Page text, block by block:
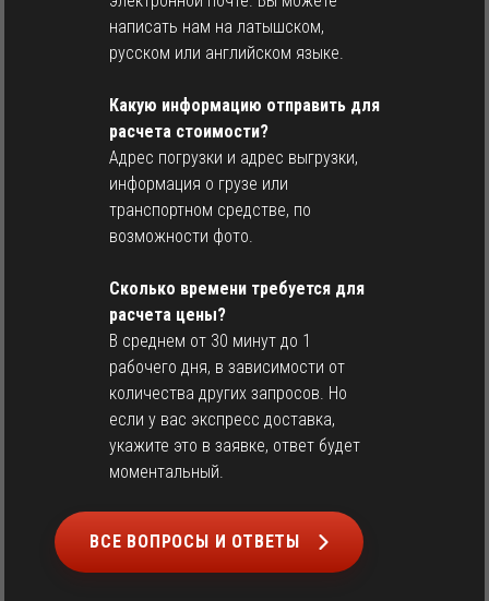
написать нам на латышском,
русском или английском языке.
Какую информацию отправить для
расчета стоимости?
Адрес погрузки и адрес выгрузки,
информация о грузе или
транспортном средстве, по
возможности фото.
Сколько времени требуется для
расчета цены?
В среднем от 30 минут до 1
рабочего дня, в зависимости от
количества других запросов. Но
если у вас экспресс доставка,
укажите это в заявке, ответ будет
моментальный.
ВСЕ ВОПРОСЫ И ОТВЕТЫ